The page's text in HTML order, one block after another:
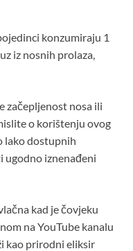
konzumiraju 1
iz nosnih prolaza,
začepljenost nosa ili
o korištenju ovog
lako dostupnih
ugodno iznenađeni
kad je čovjeku
na YouTube kanalu
kao prirodni eliksir